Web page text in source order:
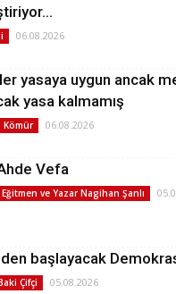
06.08.2026
yasaya uygun ancak
yasa kalmamış
Kömür 06.08.2026
Vefa
Eğitmen ve Yazar Nagihan Şanlı
başlayacak
Çifçi 05.08.2026